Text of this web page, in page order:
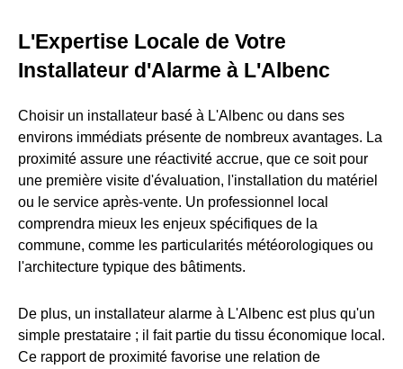
L'Expertise Locale de Votre
Installateur d'Alarme à L'Albenc
Choisir un installateur basé à L'Albenc ou dans ses
environs immédiats présente de nombreux avantages. La
proximité assure une réactivité accrue, que ce soit pour
une première visite d'évaluation, l'installation du matériel
ou le service après-vente. Un professionnel local
comprendra mieux les enjeux spécifiques de la
commune, comme les particularités météorologiques ou
l'architecture typique des bâtiments.
De plus, un installateur alarme à L'Albenc est plus qu'un
simple prestataire ; il fait partie du tissu économique local.
Ce rapport de proximité favorise une relation de